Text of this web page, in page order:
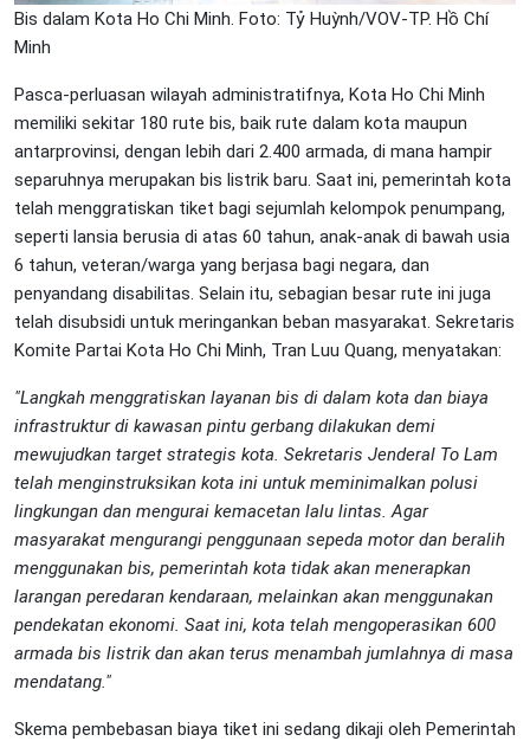
Bis dalam Kota Ho Chi Minh. Foto: Tỷ Huỳnh/VOV-TP. Hồ Chí
Minh
Pasca-perluasan wilayah administratifnya, Kota Ho Chi Minh
memiliki sekitar 180 rute bis, baik rute dalam kota maupun
antarprovinsi, dengan lebih dari 2.400 armada, di mana hampir
separuhnya merupakan bis listrik baru. Saat ini, pemerintah kota
telah menggratiskan tiket bagi sejumlah kelompok penumpang,
seperti lansia berusia di atas 60 tahun, anak-anak di bawah usia
6 tahun, veteran/warga yang berjasa bagi negara, dan
penyandang disabilitas. Selain itu, sebagian besar rute ini juga
telah disubsidi untuk meringankan beban masyarakat. Sekretaris
Komite Partai Kota Ho Chi Minh, Tran Luu Quang, menyatakan:
"Langkah menggratiskan layanan bis di dalam kota dan biaya
infrastruktur di kawasan pintu gerbang dilakukan demi
mewujudkan target strategis kota. Sekretaris Jenderal To Lam
telah menginstruksikan kota ini untuk meminimalkan polusi
lingkungan dan mengurai kemacetan lalu lintas. Agar
masyarakat mengurangi penggunaan sepeda motor dan beralih
menggunakan bis, pemerintah kota tidak akan menerapkan
larangan peredaran kendaraan, melainkan akan menggunakan
pendekatan ekonomi. Saat ini, kota telah mengoperasikan 600
armada bis listrik dan akan terus menambah jumlahnya di masa
mendatang."
Skema pembebasan biaya tiket ini sedang dikaji oleh Pemerintah